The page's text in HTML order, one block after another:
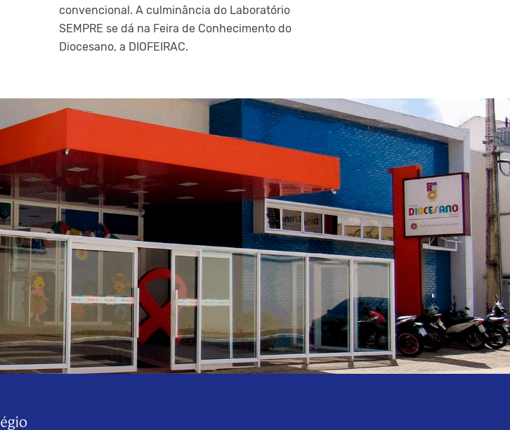
convencional. A culminância do Laboratório
SEMPRE se dá na Feira de Conhecimento do
Diocesano, a DIOFEIRAC.